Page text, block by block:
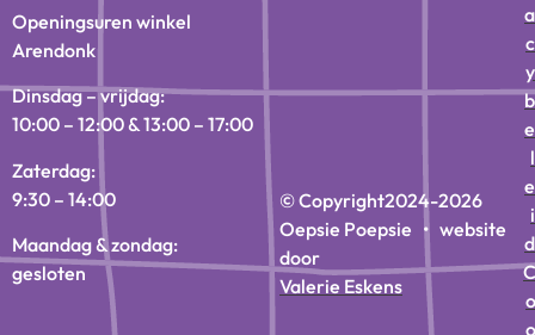
Openingsuren winkel
Arendonk
Dinsdag – vrijdag:
10:00 – 12:00 & 13:00 – 17:00
Zaterdag:
9:30 – 14:00
Maandag & zondag:
gesloten
© Copyright2024-2026
Oepsie Poepsie • website
door
Valerie Eskens
a
c
y
b
e
l
e
i
d
C
o
o